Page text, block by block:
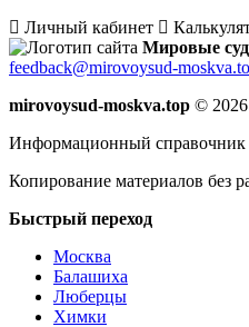
Личный кабинет
Мировые
feedback@mirovoysud-
mirovoysud-moskva.top © 2026
Информационный
Копирование материалов без
Быстрый переход
Москва
Балашиха
Люберцы
Химки